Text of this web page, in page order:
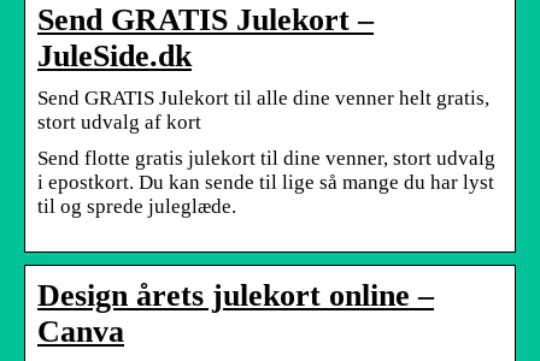
Send GRATIS Julekort –
JuleSide.dk
Send GRATIS Julekort til alle dine venner helt gratis,
stort udvalg af kort
Send flotte gratis julekort til dine venner, stort udvalg
i epostkort. Du kan sende til lige så mange du har lyst
til og sprede juleglæde.
Design årets julekort online –
Canva